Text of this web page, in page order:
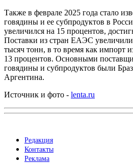
Также в феврале 2025 года стало
говядины и ее субпродуктов в
увеличился на 15 процентов,
Поставки из стран ЕАЭС
тысяч тонн, в то время как импорт
13 процентов. Основными
говядины и субпродуктов были
Аргентина.
Источник и фото - lenta.ru
Редакция
Контакты
Реклама